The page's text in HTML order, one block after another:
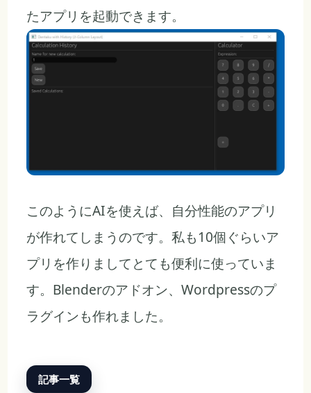
たアプリを起動できます。
このようにAIを使えば、自分性能のアプリ
が作れてしまうのです。私も10個ぐらいア
プリを作りましてとても便利に使っていま
す。Blenderのアドオン、Wordpressのプ
ラグインも作れました。
記事一覧